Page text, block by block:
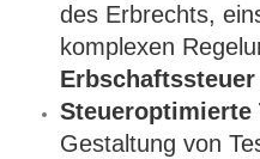
des Erbrechts,
komplexen
Erbschaftssteuer
Steueroptimierte
Gestaltung von